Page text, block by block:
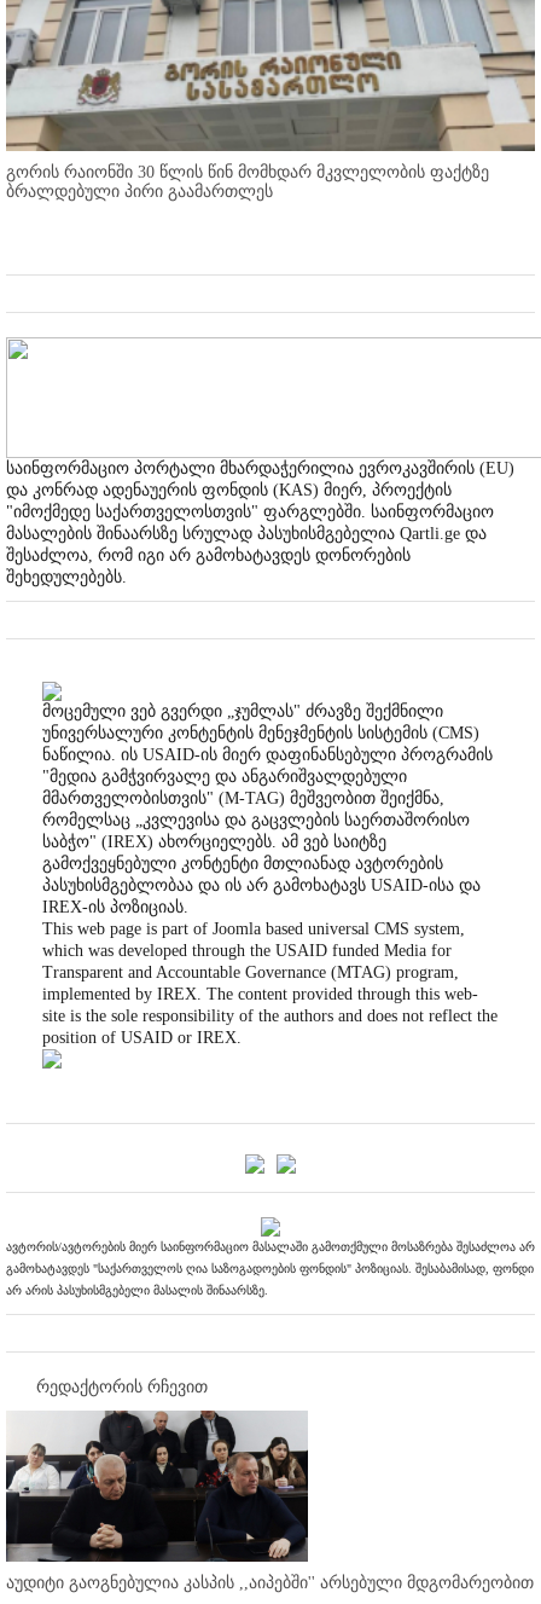
გორის რაიონში 30 წლის წინ მომხდარ მკვლელობის ფაქტზე
ბრალდებული პირი გაამართლეს
საინფორმაციო პორტალი მხარდაჭერილია ევროკავშირის (EU)
და კონრად ადენაუერის ფონდის (KAS) მიერ, პროექტის
"იმოქმედე საქართველოსთვის" ფარგლებში. საინფორმაციო
მასალების შინაარსზე სრულად პასუხისმგებელია Qartli.ge და
შესაძლოა, რომ იგი არ გამოხატავდეს დონორების
შეხედულებებს.
მოცემული ვებ გვერდი „ჯუმლას" ძრავზე შექმნილი
უნივერსალური კონტენტის მენეჯმენტის სისტემის (CMS)
ნაწილია. ის USAID-ის მიერ დაფინანსებული პროგრამის
"მედია გამჭვირვალე და ანგარიშვალდებული
მმართველობისთვის" (M-TAG) მეშვეობით შეიქმნა,
რომელსაც „კვლევისა და გაცვლების საერთაშორისო
საბჭო" (IREX) ახორციელებს. ამ ვებ საიტზე
გამოქვეყნებული კონტენტი მთლიანად ავტორების
პასუხისმგებლობაა და ის არ გამოხატავს USAID-ისა და
IREX-ის პოზიციას.
This web page is part of Joomla based universal CMS system,
which was developed through the USAID funded Media for
Transparent and Accountable Governance (MTAG) program,
implemented by IREX. The content provided through this web-
site is the sole responsibility of the authors and does not reflect the
position of USAID or IREX.
ავტორის/ავტორების მიერ საინფორმაციო მასალაში გამოთქმული მოსაზრება შესაძლოა არ
გამოხატავდეს "საქართველოს ღია საზოგადოების ფონდის" პოზიციას. შესაბამისად, ფონდი
არ არის პასუხისმგებელი მასალის შინაარსზე.
რედაქტორის რჩევით
აუდიტი გაოგნებულია კასპის ,,აიპებში'' არსებული მდგომარეობით